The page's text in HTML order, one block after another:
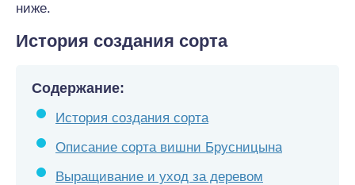
ниже.
История создания сорта
Содержание:
История создания сорта
Описание сорта вишни Брусницына
Выращивание и уход за деревом